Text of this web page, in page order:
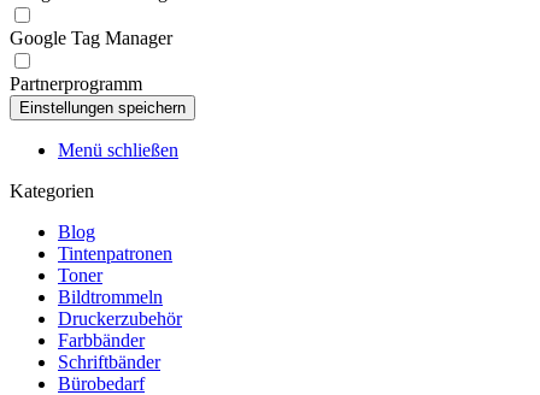
Google Tag Manager
Partnerprogramm
Menü schließen
Kategorien
Blog
Tintenpatronen
Toner
Bildtrommeln
Druckerzubehör
Farbbänder
Schriftbänder
Bürobedarf